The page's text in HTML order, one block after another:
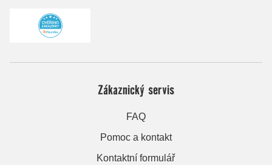
Zákaznický servis
FAQ
Pomoc a kontakt
Kontaktní formulář